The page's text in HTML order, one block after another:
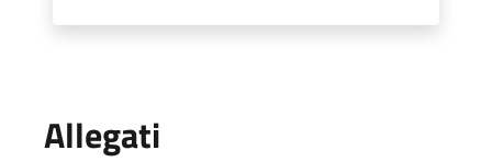
Allegati